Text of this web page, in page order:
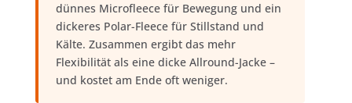
dünnes Microfleece für Bewegung und ein
dickeres Polar-Fleece für Stillstand und
Kälte. Zusammen ergibt das mehr
Flexibilität als eine dicke Allround-Jacke –
und kostet am Ende oft weniger.